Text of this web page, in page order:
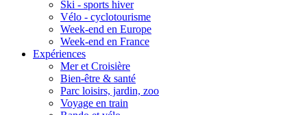
Ski - sports hiver
Vélo - cyclotourisme
Week-end en Europe
Week-end en France
Expériences
Mer et Croisière
Bien-être & santé
Parc loisirs, jardin, zoo
Voyage en train